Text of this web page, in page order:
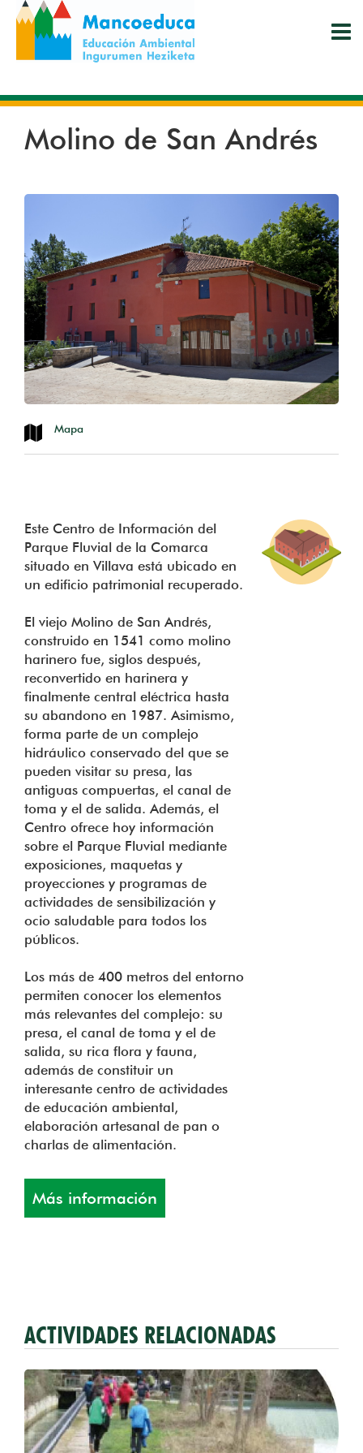
Pasar
contenido
principal
Molino de San Andrés
Mapa
Este Centro de Información del
Parque Fluvial de la Comarca
situado en Villava está ubicado en
un edificio patrimonial recuperado.
El viejo Molino de San Andrés,
construido en 1541 como molino
harinero fue, siglos después,
reconvertido en harinera y
finalmente central eléctrica hasta
su abandono en 1987. Asimismo,
forma parte de un complejo
hidráulico conservado del que se
pueden visitar su presa, las
antiguas compuertas, el canal de
toma y el de salida. Además, el
Centro ofrece hoy información
sobre el Parque Fluvial mediante
exposiciones, maquetas y
proyecciones y programas de
actividades de sensibilización y
ocio saludable para todos los
públicos.
Los más de 400 metros del entorno
permiten conocer los elementos
más relevantes del complejo: su
presa, el canal de toma y el de
salida, su rica flora y fauna,
además de constituir un
interesante centro de actividades
de educación ambiental,
elaboración artesanal de pan o
charlas de alimentación.
Más información
ACTIVIDADES RELACIONADAS